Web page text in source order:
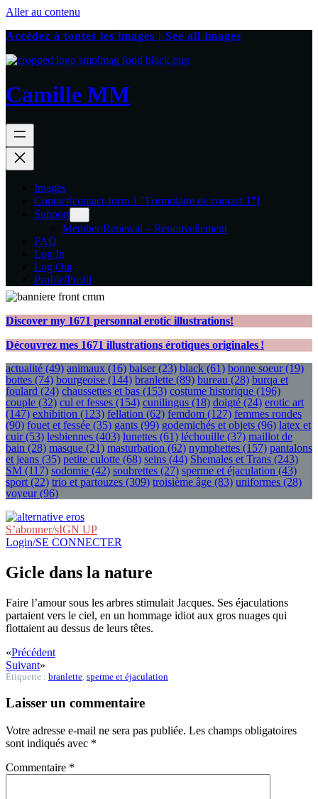
Aller au contenu
Accédez à toutes les images | See all images
Camille MM
Images
Contact[contact-form 1 "Formulaire de contact 1"]
Support
Member Renewal – Renouvellement
FAQ
Log In
Log Out
Profile/Profil
Discover my 1671 personnal erotic illustrations!
Découvrez mes 1671 illustrations érotiques originales !
actualité (49) animaux (16) baiser(23) black (61) bonne soeur(19)
bottes (74) bourgeoise (144) branlette (89) bureau (28) burqa et
foulard (24) chaussettes et bas (153) costume historique (196)
couple (32) cul et fesses (154) cunilingus (18) doigté (24) erotic art
(147) exhibition (123) fellation (62) femdom (127) femmes rondes
(90) fouet et fessée (35) gants (99) godemichés et objets (96) latex et
cuir(53) lesbiennes (403) lunettes (61) léchouille (37) maillot de
bain (28) masque (21) masturbation (62) nymphettes (157) pantalons
et jeans (35) petite culotte (68) seins (44) Shemales et Trans (243)
SM (117) sodomie (42) soubrettes (27) sperme et éjaculation (43)
sport (22) trio et partouzes (309) troisième âge (83) uniformes (28)
voyeur(96)
S’abonner/sIGN UP
Login/SE CONNECTER
Gicle dans la nature
Faire l’amour sous les arbres stimulait Jacques. Ses éjaculations
partaient vers le ciel, en un hommage idiot aux gros nuages qui
flottaient au dessus de leurs têtes.
«Précédent
Suivant»
Étiquette : branlette sperme et éjaculation
Laisser un commentaire
Votre adresse e-mail ne sera pas publiée. Les champs obligatoires
sont indiqués avec *
Commentaire *